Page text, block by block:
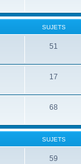
SUJETS
51
17
68
SUJETS
59